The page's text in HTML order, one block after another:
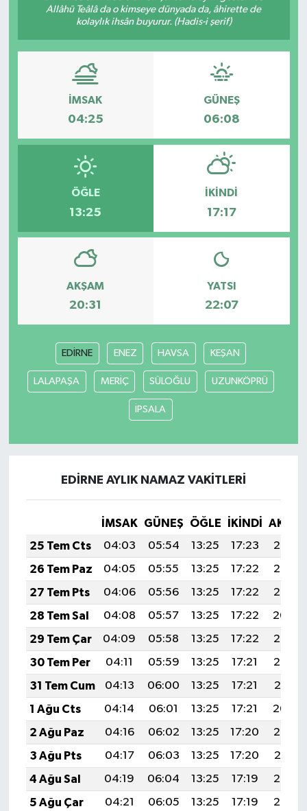
Allâhü Teâlâ da o kimseye dünyada da, âhirette de
kolaylık ihsân buyurur. (Hadis-i şerif)
İMSAK
04:25
GÜNEŞ
06:08
ÖĞLE
13:25
İKINDI
17:17
AKŞAM
20:31
YATSI
22:07
EDİRNE ENEZ HAVSA KEŞAN
LALAPAŞA MERİÇ SÜLOĞLU UZUNKÖPRÜ
İPSALA
EDİRNE AYLIK NAMAZ VAKITLERI
İMSAK GÜNEŞ ÖĞLE İKINDI
25 Tem Cts
04:03 05:54 13:25 17:23
20:47
26 Tem Paz
04:05 05:55 13:25 17:22
20:46
27 Tem Pts
04:06 05:56 13:25 17:22
20:45
28 Tem Sal
04:08 05:57 13:25 17:22
20:44
29 Tem Çar
04:09 05:58 13:25 17:22
20:43
30 Tem Per
04:11 05:59 13:25 17:21
20:42
31 Tem Cum
04:13 06:00 13:25 17:21
20:41
1 Ağu Cts
04:14 06:01 13:25 17:21
20:40
2 Ağu Paz
04:16 06:02 13:25 17:20
20:39
3 Ağu Pts
04:17 06:03 13:25 17:20
20:37
4 Ağu Sal
04:19 06:04 13:25 17:19
20:36
5 Ağu Çar
04:21 06:05 13:25 17:19
20:35
ÖZEL HABER
RESMİ REKLAM